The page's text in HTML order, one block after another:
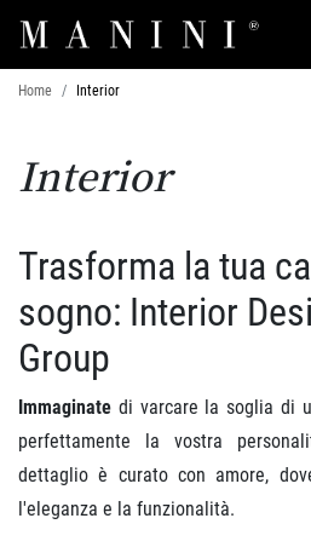
Home Interior
Interior
Trasforma la tua
sogno: Interior
Group
Immaginate di varcare la soglia di
perfettamente la vostra
dettaglio è curato con amore,
l'eleganza e la funzionalità.